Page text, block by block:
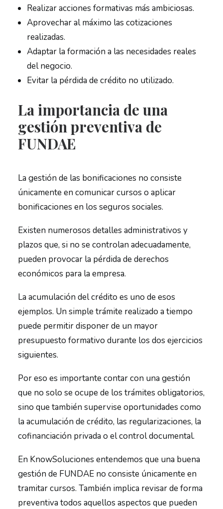
Realizar acciones formativas más ambiciosas.
Aprovechar al máximo las cotizaciones
realizadas.
Adaptar la formación a las necesidades reales
del negocio.
Evitar la pérdida de crédito no utilizado.
La importancia de una
gestión preventiva de
FUNDAE
La gestión de las bonificaciones no consiste
únicamente en comunicar cursos o aplicar
bonificaciones en los seguros sociales.
Existen numerosos detalles administrativos y
plazos que, si no se controlan adecuadamente,
pueden provocar la pérdida de derechos
económicos para la empresa.
La acumulación del crédito es uno de esos
ejemplos. Un simple trámite realizado a tiempo
puede permitir disponer de un mayor
presupuesto formativo durante los dos ejercicios
siguientes.
Por eso es importante contar con una gestión
que no solo se ocupe de los trámites obligatorios,
sino que también supervise oportunidades como
la acumulación de crédito, las regularizaciones, la
cofinanciación privada o el control documental.
En KnowSoluciones entendemos que una buena
gestión de FUNDAE no consiste únicamente en
tramitar cursos. También implica revisar de forma
preventiva todos aquellos aspectos que pueden